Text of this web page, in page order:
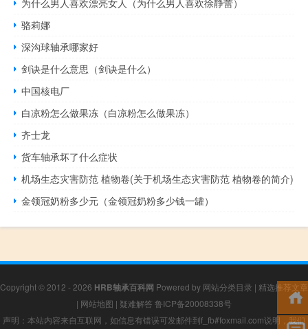
骆莉娜
深沟球轴承哪家好
剑诀是什么意思（剑诀是什么）
中国核电厂
白凉粉怎么做果冻（白凉粉怎么做果冻）
齐士龙
货车轴承坏了什么症状
机场生态灾害防范 植物卷(关于机场生态灾害防范 植物卷的简介)
金领冠奶粉多少元（金领冠奶粉多少钱一罐）
Copyright © 2012 - 2026 HRB轴承百科网 Powered by 网站分类目录 | 精选推荐文章
| 网站地图 | 疑难解答 鲁ICP备20008338号
声明：本站内容来自互联网，如信息有错误可发邮件到f_fb#foxmail.com说明，我们